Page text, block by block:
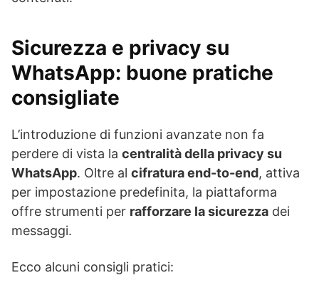
Sicurezza e privacy su
WhatsApp: buone pratiche
consigliate
L’introduzione di funzioni avanzate non fa
perdere di vista la centralità della privacy su
WhatsApp. Oltre al cifratura end-to-end, attiva
per impostazione predefinita, la piattaforma
offre strumenti per rafforzare la sicurezza dei
messaggi.
Ecco alcuni consigli pratici: